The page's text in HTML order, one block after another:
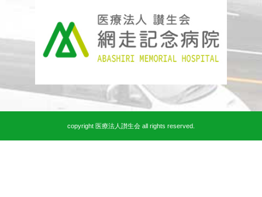
copyright 医療法人讃生会 all rights reserved.